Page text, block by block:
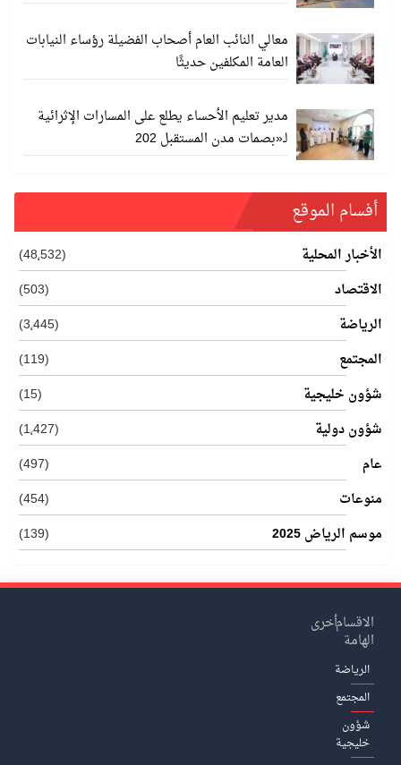
معالي النائب العام أصحاب الفضيلة رؤساء النيابات
العامة المكلفين حديثًا
مدير تعليم الأحساء يطلع على المسارات الإثرائية
لـ«بصمات مدن المستقبل 202
أفسام الموقع
الأخبار المحلية
(48٬532)
الاقتصاد
(503)
الرياضة
(3٬445)
المجتمع
(119)
شؤون خليجية
(15)
شؤون دولية
(1٬427)
عام
(497)
منوعات
(454)
موسم الرياض 2025
(139)
الاقسام
الهامة
الرياضة
المجتمع
شؤون
خليجية
أخرى